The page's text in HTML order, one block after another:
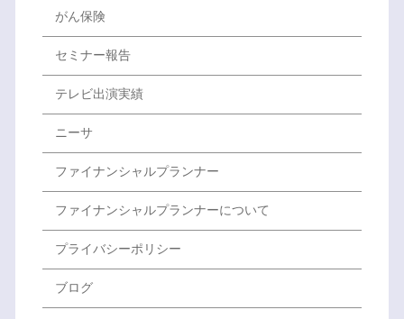
がん保険
セミナー報告
テレビ出演実績
ニーサ
ファイナンシャルプランナー
ファイナンシャルプランナーについて
プライバシーポリシー
ブログ